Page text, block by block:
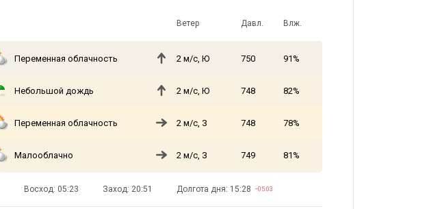
Ветер Давл. Влж.
Переменная облачность 2 м/с, Ю 750 91%
Небольшой дождь 2 м/с, Ю 748 82%
Переменная облачность 2 м/с, З 748 78%
Малооблачно 2 м/с, З 749 81%
Восход: 05:23 Заход: 20:51 Долгота дня: 15:28 −05:03